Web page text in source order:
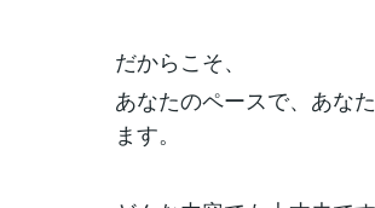
だからこそ、
あなたのペースで、あな
ます。